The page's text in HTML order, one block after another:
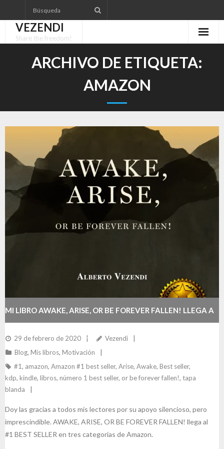
al
contenidoVEZENDI
Share the freedom!
ARCHIVO DE ETIQUETA:
AMAZON
MI LIBRO AWAKE, ARISE, OR BE FOREVER FALLEN! LLEGA A
#1 BEST SELLER EN AMAZON
29 de febrero de 2020
Vezendi
Blog, Mis libros, Motivación
#1, amazon, Amazon #1 best seller, Arise, Awake, Best seller,
kdp, kindle, libros, número 1 best seller, or be forever fallen!, tapa
blanda
Doy las gracias a todos mis lectores por su apoyo silencioso, pero
imprescindible. AWAKE, ARISE, OR BE FOREVER FALLEN! llega al
#1 BEST SELLER en tres categorias de Amazon.